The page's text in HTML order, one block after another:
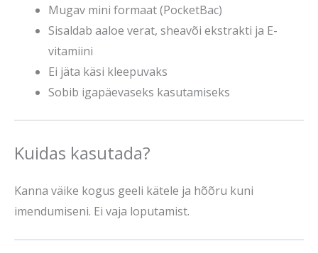
Mugav mini formaat (PocketBac)
Sisaldab aaloe verat, sheavõi ekstrakti ja E-
vitamiini
Ei jäta käsi kleepuvaks
Sobib igapäevaseks kasutamiseks
Kuidas kasutada?
Kanna väike kogus geeli kätele ja hõõru kuni
imendumiseni. Ei vaja loputamist.